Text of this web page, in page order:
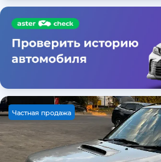
Частная продажа